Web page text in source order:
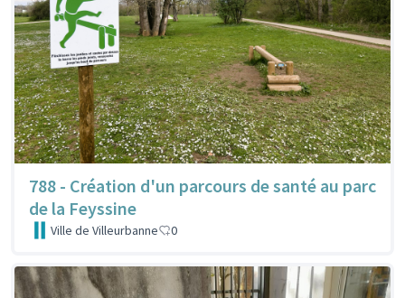
788 - Création d'un parcours de santé au parc
de la Feyssine
Ville de Villeurbanne 0